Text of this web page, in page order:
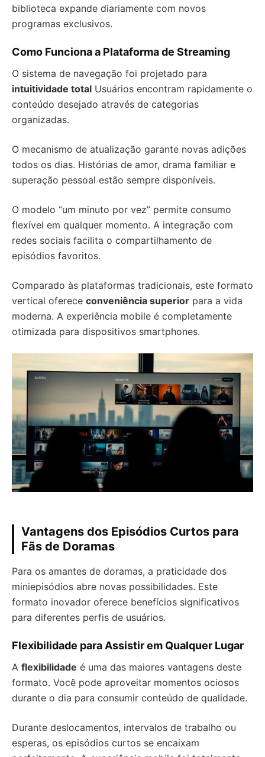
biblioteca expande diariamente com novos
programas exclusivos.
Como Funciona a Plataforma de Streaming
O sistema de navegação foi projetado para
intuitividade total Usuários encontram rapidamente o
conteúdo desejado através de categorias
organizadas.
O mecanismo de atualização garante novas adições
todos os dias. Histórias de amor, drama familiar e
superação pessoal estão sempre disponíveis.
O modelo “um minuto por vez” permite consumo
flexível em qualquer momento. A integração com
redes sociais facilita o compartilhamento de
episódios favoritos.
Comparado às plataformas tradicionais, este formato
vertical oferece conveniência superior para a vida
moderna. A experiência mobile é completamente
otimizada para dispositivos smartphones.
Vantagens dos Episódios Curtos para
Fãs de Doramas
Para os amantes de doramas, a praticidade dos
miniepisódios abre novas possibilidades. Este
formato inovador oferece benefícios significativos
para diferentes perfis de usuários.
Flexibilidade para Assistir em Qualquer Lugar
A flexibilidade é uma das maiores vantagens deste
formato. Você pode aproveitar momentos ociosos
durante o dia para consumir conteúdo de qualidade.
Durante deslocamentos, intervalos de trabalho ou
esperas, os episódios curtos se encaixam